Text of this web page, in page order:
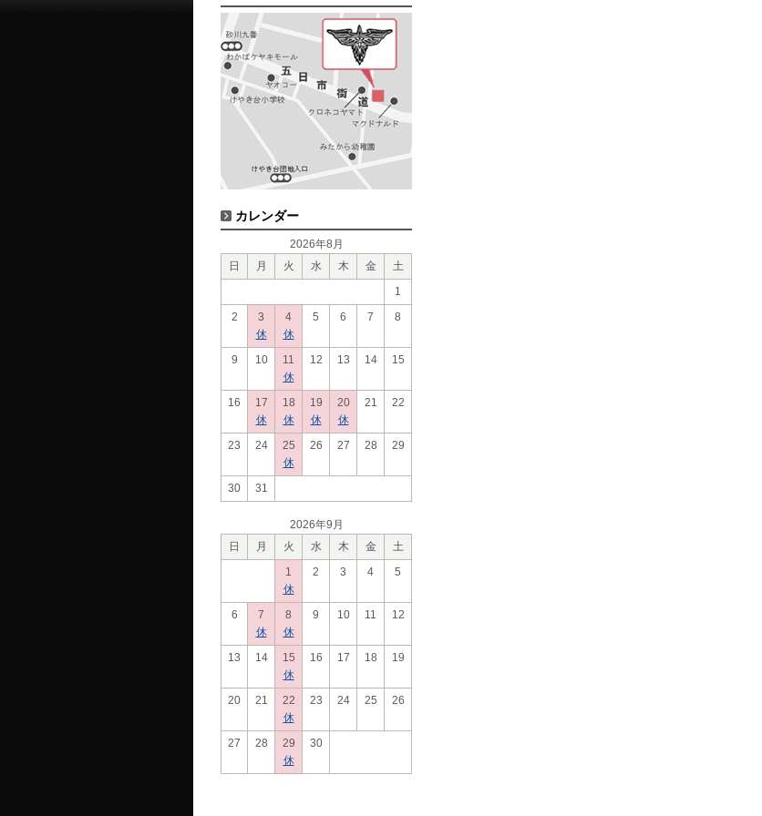
カレンダー
2026年8月
日
月 火 水 木 金
土
1
2
3
休
4
休
5 6 7 8
9 10
11
休
12 13 14 15
16
17
休
18
休
19
休
20
休
21 22
23 24
25
休
26 27 28 29
30 31
2026年9月
日
月 火 水 木 金
土
1
休
2 3 4 5
6
7
休
8
休
9 10 11 12
13 14
15
休
16 17 18 19
20 21
22
休
23 24 25 26
27 28
29
休
30